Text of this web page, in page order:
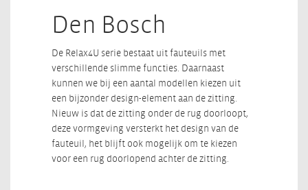
Den Bosch
De Relax4U serie bestaat uit fauteuils met
verschillende slimme functies. Daarnaast
kunnen we bij een aantal modellen kiezen uit
een bijzonder design-element aan de zitting.
Nieuw is dat de zitting onder de rug doorloopt,
deze vormgeving versterkt het design van de
fauteuil, het blijft ook mogelijk om te kiezen
voor een rug doorlopend achter de zitting.